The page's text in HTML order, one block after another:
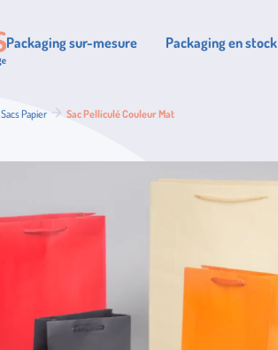
Packaging sur-mesure
Packaging en stock
Sacs Papier Sac Pelliculé Couleur Mat